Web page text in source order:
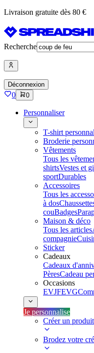
Livraison gratuite dès 80 €
Recherche
Déconnexion
0 0
Personnaliser
T-shirt
Broderie
Vêtements
Tous les
shirtsVestes et
sportDurables
Accessoires
Tous les
à dos
couBadges
Maison & déco
Tous les articles
compagnie
Sticker
Cadeaux
Cadeaux
PèresCadeau
Occasions
EVJFEVG
Je personnalise
Créer un produit
Brodez votre